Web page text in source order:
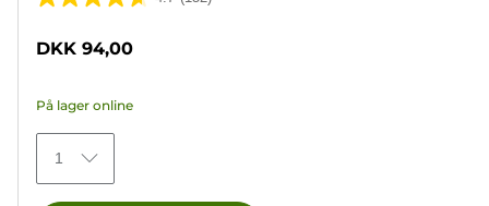
4.7
af
stjerner.
152
anmeldelser
DKK 94,00
På lager online
1